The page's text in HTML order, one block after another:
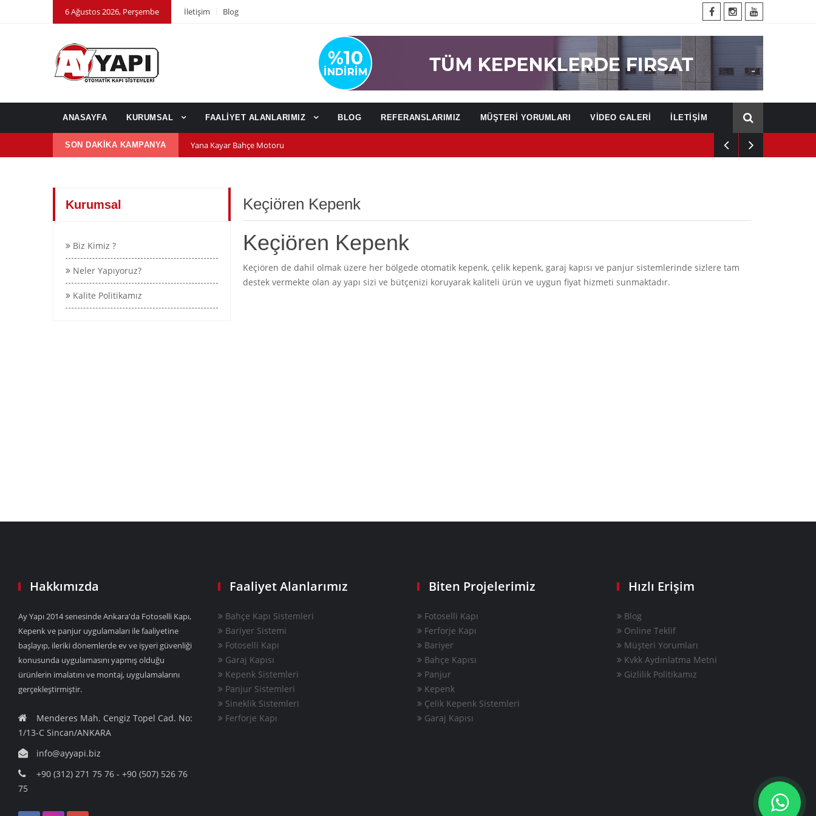
6 Ağustos 2026, Perşembe İletişim Blog
ANASAYFA KURUMSAL FAALİYET ALANLARIMIZ BLOG REFERANSLARIMIZ MÜŞTERİ YORUMLARI VİDEO GALERİ İLETİŞİM
SON DAKİKA KAMPANYA Yana Kayar Bahçe Motoru
Kurumsal
Biz Kimiz ?
Neler Yapıyoruz?
Kalite Politikamız
Keçiören Kepenk
Keçiören Kepenk
Keçiören de dahil olmak üzere her bölgede otomatik kepenk, çelik kepenk, garaj kapısı ve panjur sistemlerinde sizlere tam
destek vermekte olan ay yapı sizi ve bütçenizi koruyarak kaliteli ürün ve uygun fiyat hizmeti sunmaktadır.
Hakkımızda
Ay Yapı 2014 senesinde Ankara'da Fotoselli Kapı,
Kepenk ve panjur uygulamaları ile faaliyetine
başlayıp, ileriki dönemlerde ev ve işyeri güvenliği
konusunda uygulamasını yapmış olduğu
ürünlerin imalatını ve montaj, uygulamalarını
gerçekleştirmiştir.
Menderes Mah. Cengiz Topel Cad. No:
1/13-C Sincan/ANKARA
info@ayyapi.biz
+90 (312) 271 75 76 - +90 (507) 526 76
75
Faaliyet Alanlarımız
Bahçe Kapı Sistemleri
Bariyer Sistemi
Fotoselli Kapı
Garaj Kapısı
Kepenk Sistemleri
Panjur Sistemleri
Sineklik Sistemleri
Ferforje Kapı
Biten Projelerimiz
Fotoselli Kapı
Ferforje Kapı
Bariyer
Bahçe Kapısı
Panjur
Kepenk
Çelik Kepenk Sistemleri
Garaj Kapısı
Hızlı Erişim
Blog
Online Teklif
Müşteri Yorumları
Kvkk Aydınlatma Metni
Gizlilik Politikamız